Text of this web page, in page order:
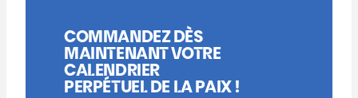
COMMANDEZ DÈS
MAINTENANT VOTRE
CALENDRIER
PERPÉTUEL DE LA PAIX !